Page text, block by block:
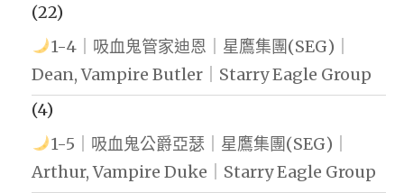
(22)
1-4｜吸血鬼管家迪恩｜星鷹集團(SEG)｜
Dean, Vampire Butler｜Starry Eagle Group
(4)
1-5｜吸血鬼公爵亞瑟｜星鷹集團(SEG)｜
Arthur, Vampire Duke｜Starry Eagle Group